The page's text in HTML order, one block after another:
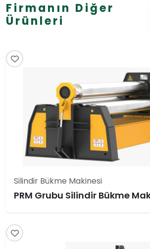
Firmanın Diğer
Ürünleri
Silindir Bükme Makinesi
PRM Grubu Silindir Bükme